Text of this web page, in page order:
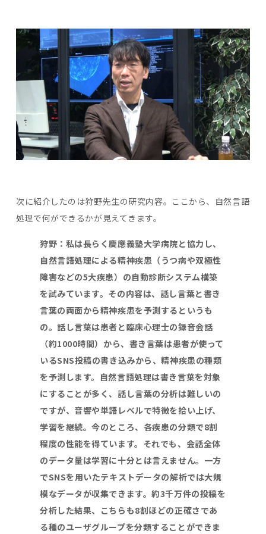
次に紹介したのは狩野先生の研究内容。ここから、自然言語
処理で何ができるかが見えてきます。
狩野：私は長らく慶應義塾大学病院と協力し、
自然言語処理による精神疾患（うつ病や双極性
障害などの5大疾患）の自動診断システム構築
を試みています。その内容は、話し言葉と書き
言葉の両面から精神疾患を予測するというも
の。話し言葉は患者と臨床心理士の録音会話
（約1000時間）から、書き言葉は患者が使って
いるSNS投稿の書き込みから、精神疾患の種類
を予測します。自然言語処理は書き言葉を対象
にすることが多く、話し言葉の分析は難しいの
ですが、音響や単語レベルで特徴を拾い上げ、
学習を継続。今のところ、各疾患の分類で8割
程度の性能を得ています。それでも、会話全体
のデータ量は学習に十分とは言えません。一方
でSNSを用いたテキストデータの解析では大規
模なデータが収集できます。約3千万件の投稿を
分析した結果、こちらも8割ほどの正確さであ
る種のユーザグループを分類することができま